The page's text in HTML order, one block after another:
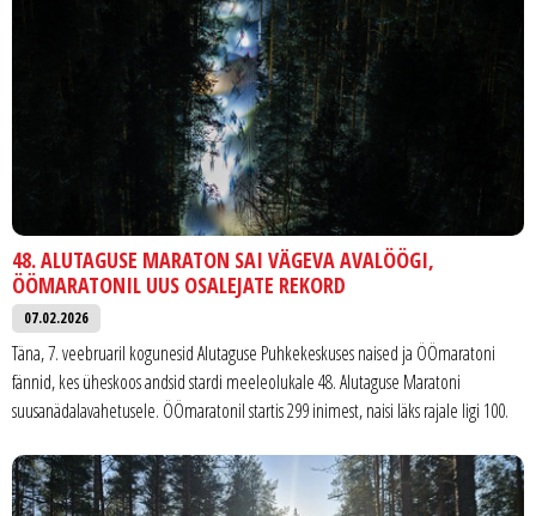
48. ALUTAGUSE MARATON SAI VÄGEVA AVALÖÖGI,
ÖÖMARATONIL UUS OSALEJATE REKORD
07.02.2026
Täna, 7. veebruaril kogunesid Alutaguse Puhkekeskuses naised ja ÖÖmaratoni
fännid, kes üheskoos andsid stardi meeleolukale 48. Alutaguse Maratoni
suusanädalavahetusele. ÖÖmaratonil startis 299 inimest, naisi läks rajale ligi 100.